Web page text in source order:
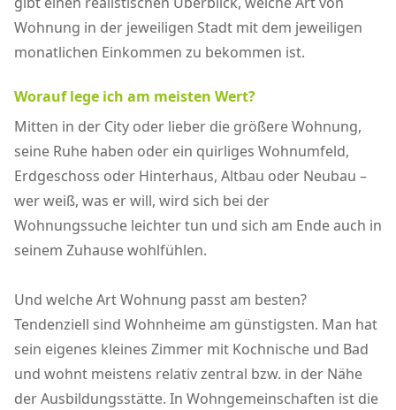
Wohnung in der jeweiligen Stadt mit dem jeweiligen
monatlichen Einkommen zu bekommen ist.
Worauf lege ich am meisten Wert?
Mitten in der City oder lieber die größere Wohnung,
seine Ruhe haben oder ein quirliges Wohnumfeld,
Erdgeschoss oder Hinterhaus, Altbau oder Neubau –
wer weiß, was er will, wird sich bei der
Wohnungssuche leichter tun und sich am Ende auch in
seinem Zuhause wohlfühlen.
Und welche Art Wohnung passt am besten?
Tendenziell sind Wohnheime am günstigsten. Man hat
sein eigenes kleines Zimmer mit Kochnische und Bad
und wohnt meistens relativ zentral bzw. in der Nähe
der Ausbildungsstätte. In Wohngemeinschaften ist die